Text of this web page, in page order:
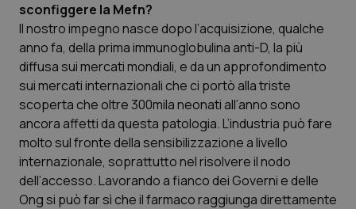
Lombardia
Marche
Molise
Piemonte
Provincia Autonoma di Bolzano
Dolore
Donna & Salute
Epatiti
HIV
Infezioni & Febbre
sconfiggere la Mefn?
Il nostro impegno nasce dopo l’acquisizione, qualche
anno fa, della prima immunoglobulina anti-D, la più
diffusa sui mercati mondiali, e da un approfondimento
sui mercati internazionali che ci portò alla triste
scoperta che oltre 300mila neonati all’anno sono
ancora affetti da questa patologia. L’industria può fare
molto sul fronte della sensibilizzazione a livello
internazionale, soprattutto nel risolvere il nodo
dell’accesso. Lavorando a fianco dei Governi e delle
Ong si può far sì che il farmaco raggiunga direttamente